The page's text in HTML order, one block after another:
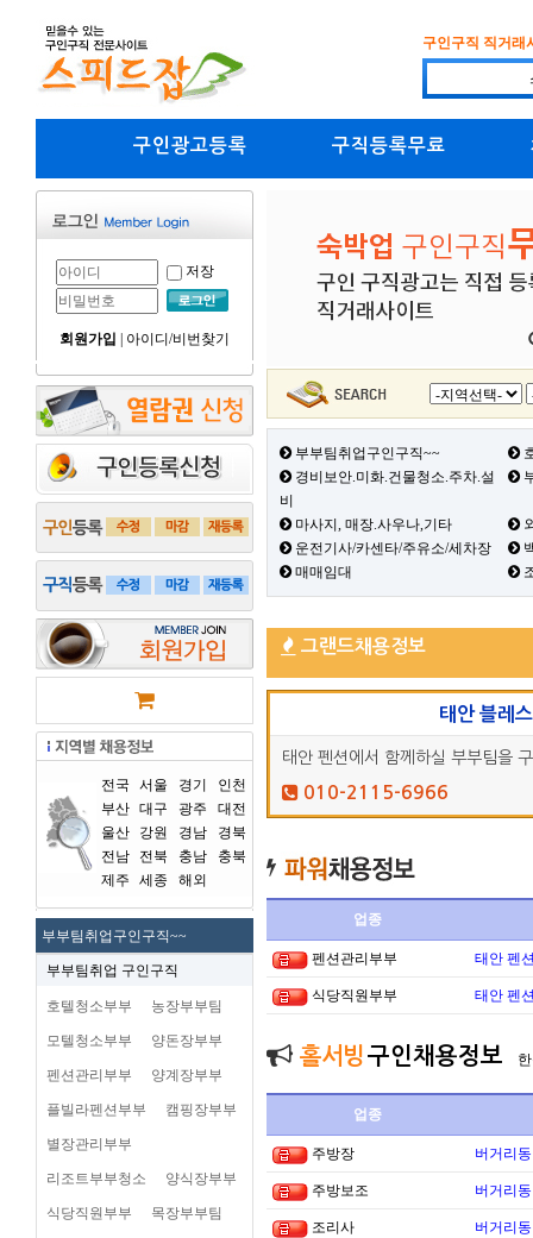
구인구직 직거래
구인광고등록 구직등록무료
저장
회원가입 아이디/비번찾기
전국 서울 경기
인천
부산 대구 광주
대전
울산
강원 경남
경북
전남
전북 충남
충북
제주
세종 해외
부부팀취업구인구직~~
부부팀취업 구인구직
호텔청소부부 농장부부팀
모텔청소부부 양돈장부부
펜션관리부부 양계장부부
플빌라펜션부부 캠핑장부부
별장관리부부
리조트부부청소 양식장부부
식당직원부부 목장부부팀
부부팀취업구인구직~~
경비보안.미화.건물청소.주차.설
비
마사지, 매장.사우나,기타
운전기사/카센타/주유소/세차장
매매임대
그랜드채용정보
태안 블레
태안 펜션에서 함께하실 부부팀을
010-2115-6966
업종
펜션관리부부 태안 펜
식당직원부부 태안 펜
홀서빙 구인채용정보
업종
주방장 버거리
주방보조 버거리
조리사 버거리